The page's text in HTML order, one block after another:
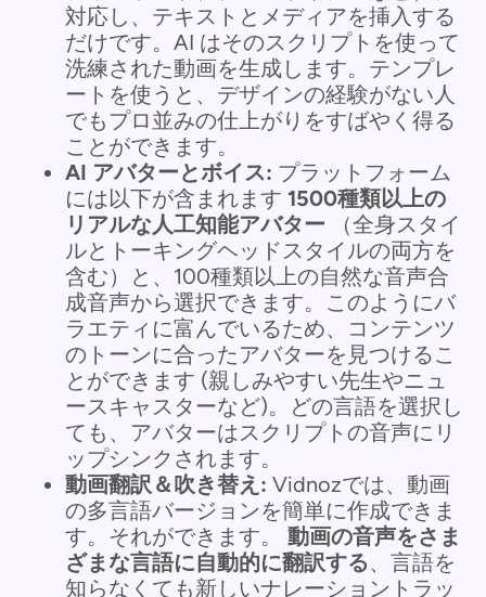
対応し、テキストとメディアを挿入する
だけです。AI はそのスクリプトを使って
洗練された動画を生成します。テンプレ
ートを使うと、デザインの経験がない人
でもプロ並みの仕上がりをすばやく得る
ことができます。
AI アバターとボイス: プラットフォーム
には以下が含まれます 1500種類以上の
リアルな人工知能アバター （全身スタイ
ルとトーキングヘッドスタイルの両方を
含む）と、100種類以上の自然な音声合
成音声から選択できます。このようにバ
ラエティに富んでいるため、コンテンツ
のトーンに合ったアバターを見つけるこ
とができます (親しみやすい先生やニュ
ースキャスターなど)。どの言語を選択し
ても、アバターはスクリプトの音声にリ
ップシンクされます。
動画翻訳＆吹き替え: Vidnozでは、動画
の多言語バージョンを簡単に作成できま
す。それができます。 動画の音声をさま
ざまな言語に自動的に翻訳する、言語を
知らなくても新しいナレーショントラッ